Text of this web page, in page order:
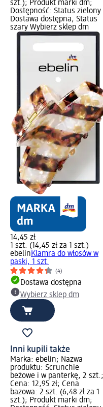
szt.); Produkt marki dm;
Dostępność: Status zielony
Dostawa dostępna, Status
szary Wybierz sklep dm
14,45 zł
1 szt. (14,45 zł za 1 szt.)
ebelinKlamra do włosów w
paski, 1 szt.
(4)
Dostawa dostępna
Wybierz sklep dm
Inni kupili także
Marka: ebelin; Nazwa
produktu: Scrunchie
beżowe i w panterkę, 2 szt.;
Cena: 12,95 zł; Cena
bazowa: 2 szt. (6,48 zł za 1
szt.); Produkt marki dm;